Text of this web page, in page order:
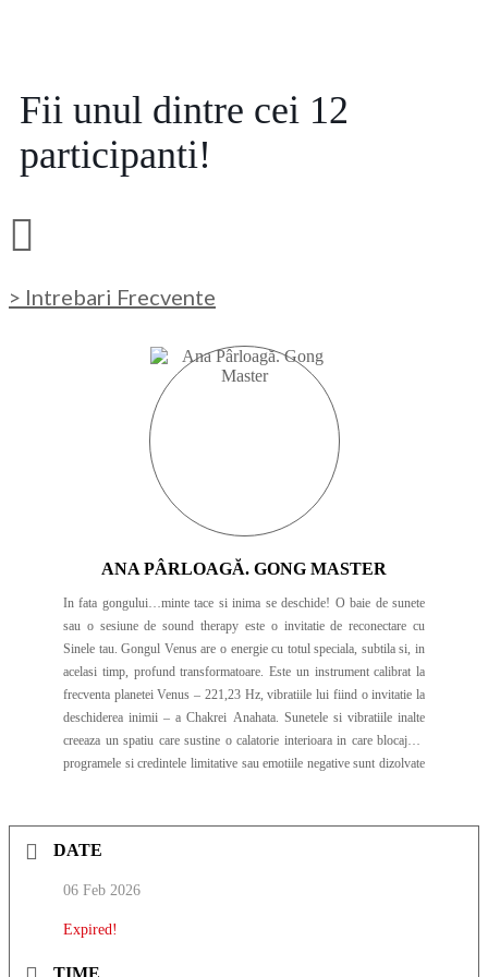
Fii unul dintre cei 12
participanti!
> Intrebari Frecvente
ANA PÂRLOAGĂ. GONG MASTER
In fata gongului…minte tace si inima se deschide! O baie de sunete
sau o sesiune de sound therapy este o invitatie de reconectare cu
Sinele tau. Gongul Venus are o energie cu totul speciala, subtila si, in
acelasi timp, profund transformatoare. Este un instrument calibrat la
frecventa planetei Venus – 221,23 Hz, vibratiile lui fiind o invitatie la
deschiderea inimii – a Chakrei Anahata. Sunetele si vibratiile inalte
creeaza un spatiu care sustine o calatorie interioara in care blocajele,
programele si credintele limitative sau emotiile negative sunt dizolvate
si impamantare, ajuta – de asemenea – la alinierea cu centrul nostru
energetic al inimii. Suntele pe care le emite sunt profunde, creand o
vindecare si conectare cu Sinele. Toba metalica este calibrata la
frecventa notei La – ale carei tonuri sustin, de asemenea, deschiderea
un instrument stravechi care deschide spatiul de curatare prin vibratiile
DATE
06 Feb 2026
Expired!
TIME